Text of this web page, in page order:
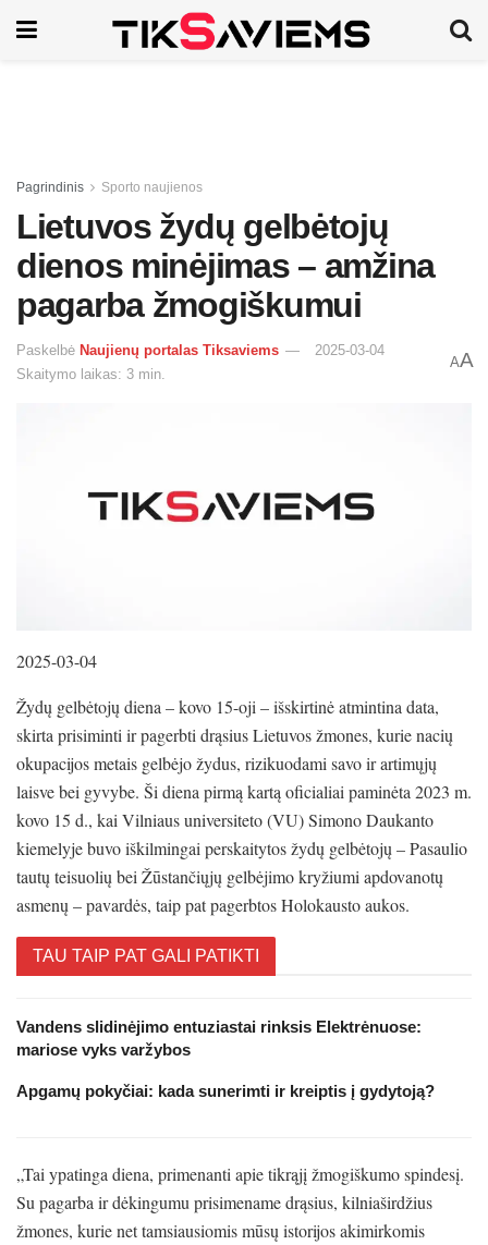
Pagrindinis Sporto naujienos
Lietuvos žydų gelbėtojų
dienos minėjimas – amžina
pagarba žmogiškumui
Paskelbė Naujienų portalas Tiksaviems
2025-03-04
Skaitymo laikas: 3 min.
AA
2025-03-04
Žydų gelbėtojų diena – kovo 15-oji – išskirtinė atmintina data,
skirta prisiminti ir pagerbti drąsius Lietuvos žmones, kurie nacių
okupacijos metais gelbėjo žydus, rizikuodami savo ir artimųjų
laisve bei gyvybe. Ši diena pirmą kartą oficialiai paminėta 2023 m.
kovo 15 d., kai Vilniaus universiteto (VU) Simono Daukanto
kiemelyje buvo iškilmingai perskaitytos žydų gelbėtojų – Pasaulio
tautų teisuolių bei Žūstančiųjų gelbėjimo kryžiumi apdovanotų
asmenų – pavardės, taip pat pagerbtos Holokausto aukos.
TAU TAIP PAT GALI PATIKTI
Vandens slidinėjimo entuziastai rinksis Elektrėnuose:
mariose vyks varžybos
Apgamų pokyčiai: kada sunerimti ir kreiptis į gydytoją?
„Tai ypatinga diena, primenanti apie tikrąjį žmogiškumo spindesį.
Su pagarba ir dėkingumu prisimename drąsius, kilniaširdžius
žmones, kurie net tamsiausiomis mūsų istorijos akimirkomis